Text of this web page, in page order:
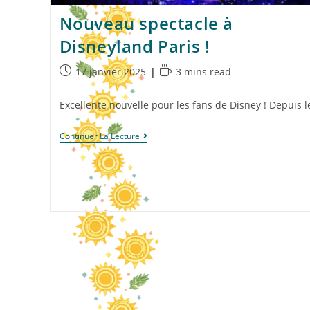
Nouveau spectacle à
Disneyland Paris !
17 janvier 2025 3 mins read
Excellente nouvelle pour les fans de Disney ! Depuis
Continuer La Lecture